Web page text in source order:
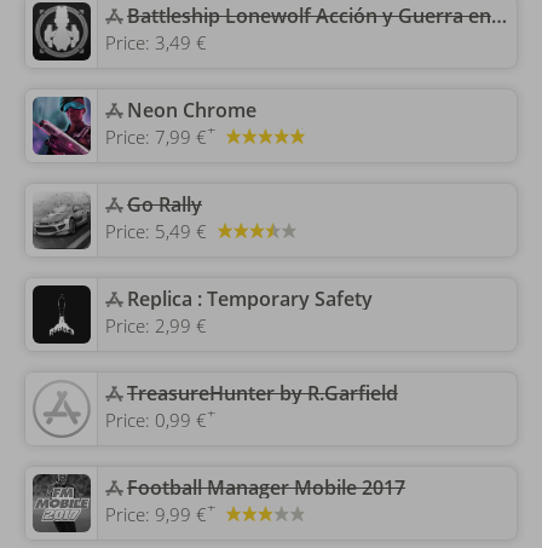
Battleship Lonewolf Acción y Guerra en el espacio
Price: 3,49 €
‎Neon Chrome
Price: 7,99 €+
‎Go Rally
Price: 5,49 €
‎Replica : Temporary Safety
Price: 2,99 €
‎TreasureHunter by R.Garfield
Price: 0,99 €+
Football Manager Mobile 2017
Price: 9,99 €+